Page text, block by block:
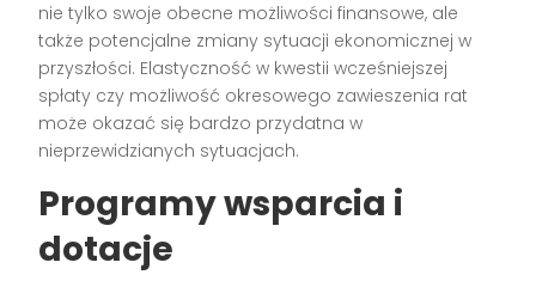
nie tylko swoje obecne możliwości finansowe, ale
także potencjalne zmiany sytuacji ekonomicznej w
przyszłości. Elastyczność w kwestii wcześniejszej
spłaty czy możliwość okresowego zawieszenia rat
może okazać się bardzo przydatna w
nieprzewidzianych sytuacjach.
Programy wsparcia i
dotacje